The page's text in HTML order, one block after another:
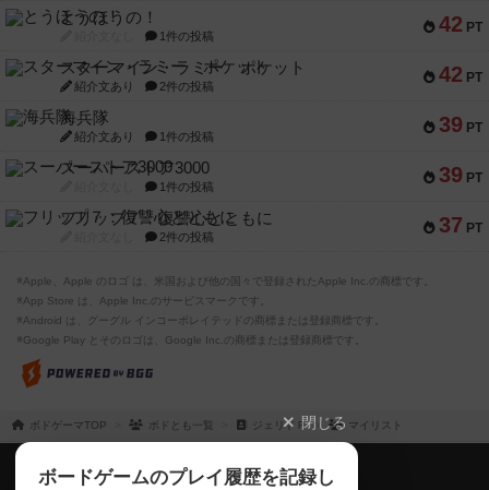
42 PT
とうほうの！
1件の投稿
42 PT
スターマイン・ラミー ポケット
紹介文あり 2件の投稿
39 PT
海兵隊
紹介文あり 1件の投稿
39 PT
スーパーストア3000
1件の投稿
37 PT
フリップ７：復讐心とともに
2件の投稿
※Apple、Apple のロゴ は、米国および他の国々で登録されたApple Inc.の商標です。
※App Store は、Apple Inc.のサービスマークです。
※Android は、グーグル インコーポレイテッドの商標または登録商標です。
※Google Play とそのロゴは、Google Inc.の商標または登録商標です。
ボドゲーマTOP ボドとも一覧 ジェリドＰ マイリスト
閉じる
ボードゲームのプレイ履歴を記録し
ボドゲーマTOP